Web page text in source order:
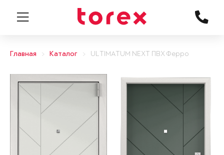
Главная Каталог ULTIMATUM NEXT ПВХ Ферро